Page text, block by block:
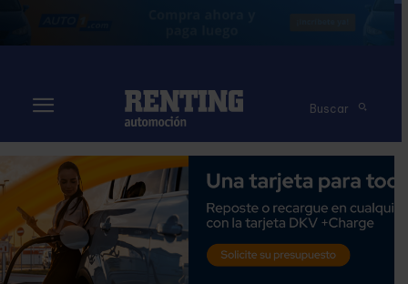
Buscar